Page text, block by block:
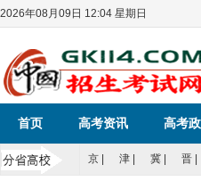
2026年08月09日 12:04 星期日
首页 高考资讯 高考
京| 津| 冀| 晋|